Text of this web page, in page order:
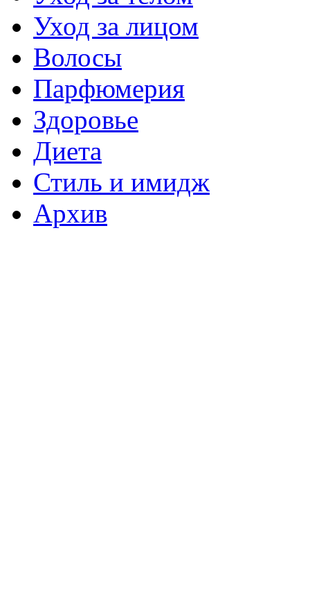
Уход за лицом
Волосы
Парфюмерия
Здоровье
Диета
Стиль и имидж
Архив